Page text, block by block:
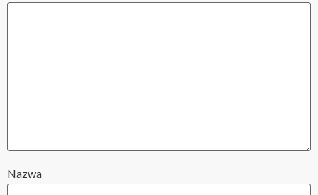
Nazwa